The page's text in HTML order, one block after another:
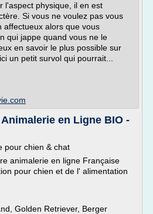
l'aspect physique, il en est
Si vous ne voulez pas vous
affectueux alors que vous
qui jappe quand vous ne le
en savoir le plus possible sur
un petit survol qui pourrait...
en Ligne BIO -
pour chien & chat
animalerie en ligne Française
pour chien et de l' alimentation
Golden Retriever, Berger